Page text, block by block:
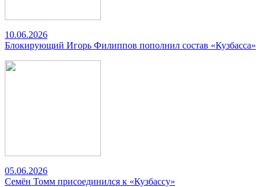
10.06.2026
Блокирующий Игорь Филиппов пополнил состав «Кузбасса»
05.06.2026
Семён Томм присоединился к «Кузбассу»